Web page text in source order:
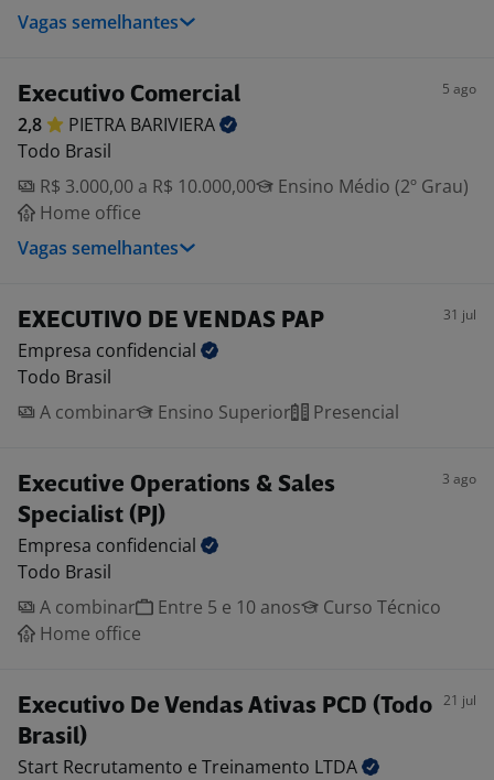
Vagas semelhantes
Executivo Comercial 5 ago
2,8 PIETRA BARIVIERA
Todo Brasil
R$ 3.000,00 a R$ 10.000,00
Ensino Médio (2º Grau)
Home office
Vagas semelhantes
EXECUTIVO DE VENDAS PAP 31 jul
Empresa confidencial
Todo Brasil
A combinar
Ensino Superior Presencial
Executive Operations & Sales
Specialist (PJ)
3 ago
Empresa confidencial
Todo Brasil
A combinar
Entre 5 e 10 anos
Curso Técnico
Home office
Executivo De Vendas Ativas PCD (Todo
Brasil)
21 jul
Start Recrutamento e Treinamento LTDA